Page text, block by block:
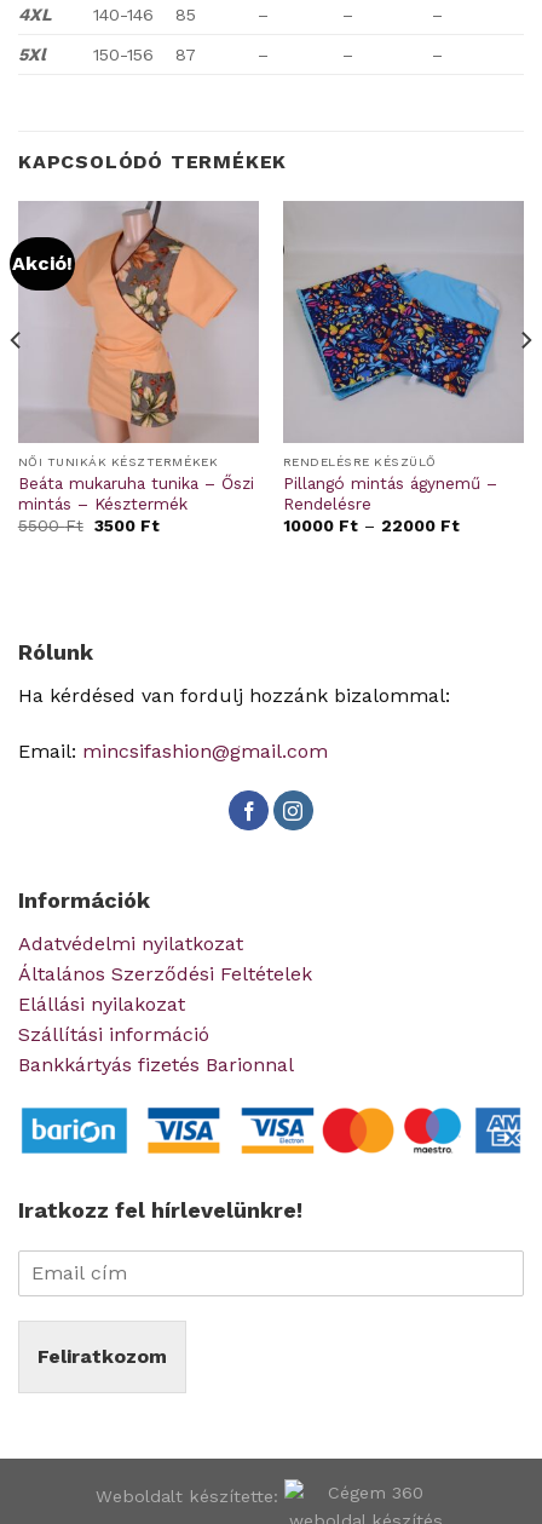
4XL 140-146 85 – – –
5Xl 150-156 87 – – –
KAPCSOLÓDÓ TERMÉKEK
Akció!
NŐI TUNIKÁK KÉSZTERMÉKEK
Beáta mukaruha tunika – Őszi
mintás – Késztermék
5500Ft Original
3500 FtCurrent
RENDELÉSRE KÉSZÜLŐ
Pillangó mintás ágynemű –
Rendelésre
10000 Ft– 22000 Ft
Rólunk
Ha kérdésed van fordulj hozzánk bizalommal:
Email: mincsifashion@gmail.com
Információk
Adatvédelmi nyilatkozat
Általános Szerződési Feltételek
Elállási nyilakozat
Szállítási információ
Bankkártyás fizetés Barionnal
Iratkozz fel hírlevelünkre!
Feliratkozom
Weboldalt készítette: